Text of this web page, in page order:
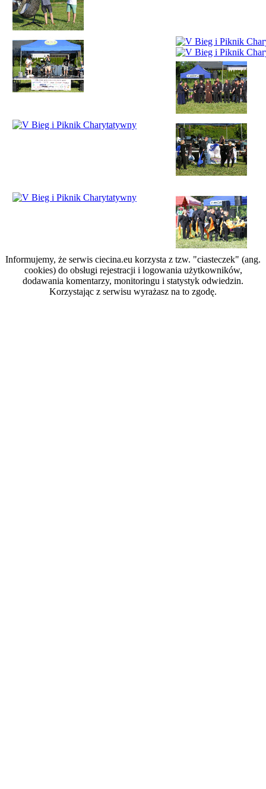
Informujemy, że serwis ciecina.eu korzysta z tzw. "ciasteczek" (ang.
cookies) do obsługi rejestracji i logowania użytkowników,
dodawania komentarzy, monitoringu i statystyk odwiedzin.
Korzystając z serwisu wyrażasz na to zgodę.